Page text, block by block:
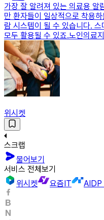
가장 잘 알려져 있는 의료용 알
만 환자들이 일상적으로 착용
람 시스템이 될 수 있습니다.
모두 활용될 수 있죠.노인의료
위시켓
스크랩
물어보기
서비스 전체보기
위시켓
요즘IT